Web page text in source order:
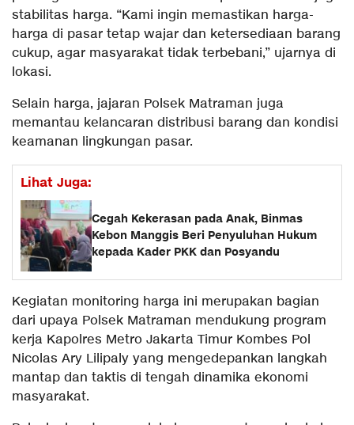
stabilitas harga. “Kami ingin memastikan harga-
harga di pasar tetap wajar dan ketersediaan barang
cukup, agar masyarakat tidak terbebani,” ujarnya di
lokasi.
Selain harga, jajaran Polsek Matraman juga
memantau kelancaran distribusi barang dan kondisi
keamanan lingkungan pasar.
Lihat Juga:
Cegah Kekerasan pada Anak, Binmas
Kebon Manggis Beri Penyuluhan Hukum
kepada Kader PKK dan Posyandu
Kegiatan monitoring harga ini merupakan bagian
dari upaya Polsek Matraman mendukung program
kerja Kapolres Metro Jakarta Timur Kombes Pol
Nicolas Ary Lilipaly yang mengedepankan langkah
mantap dan taktis di tengah dinamika ekonomi
masyarakat.